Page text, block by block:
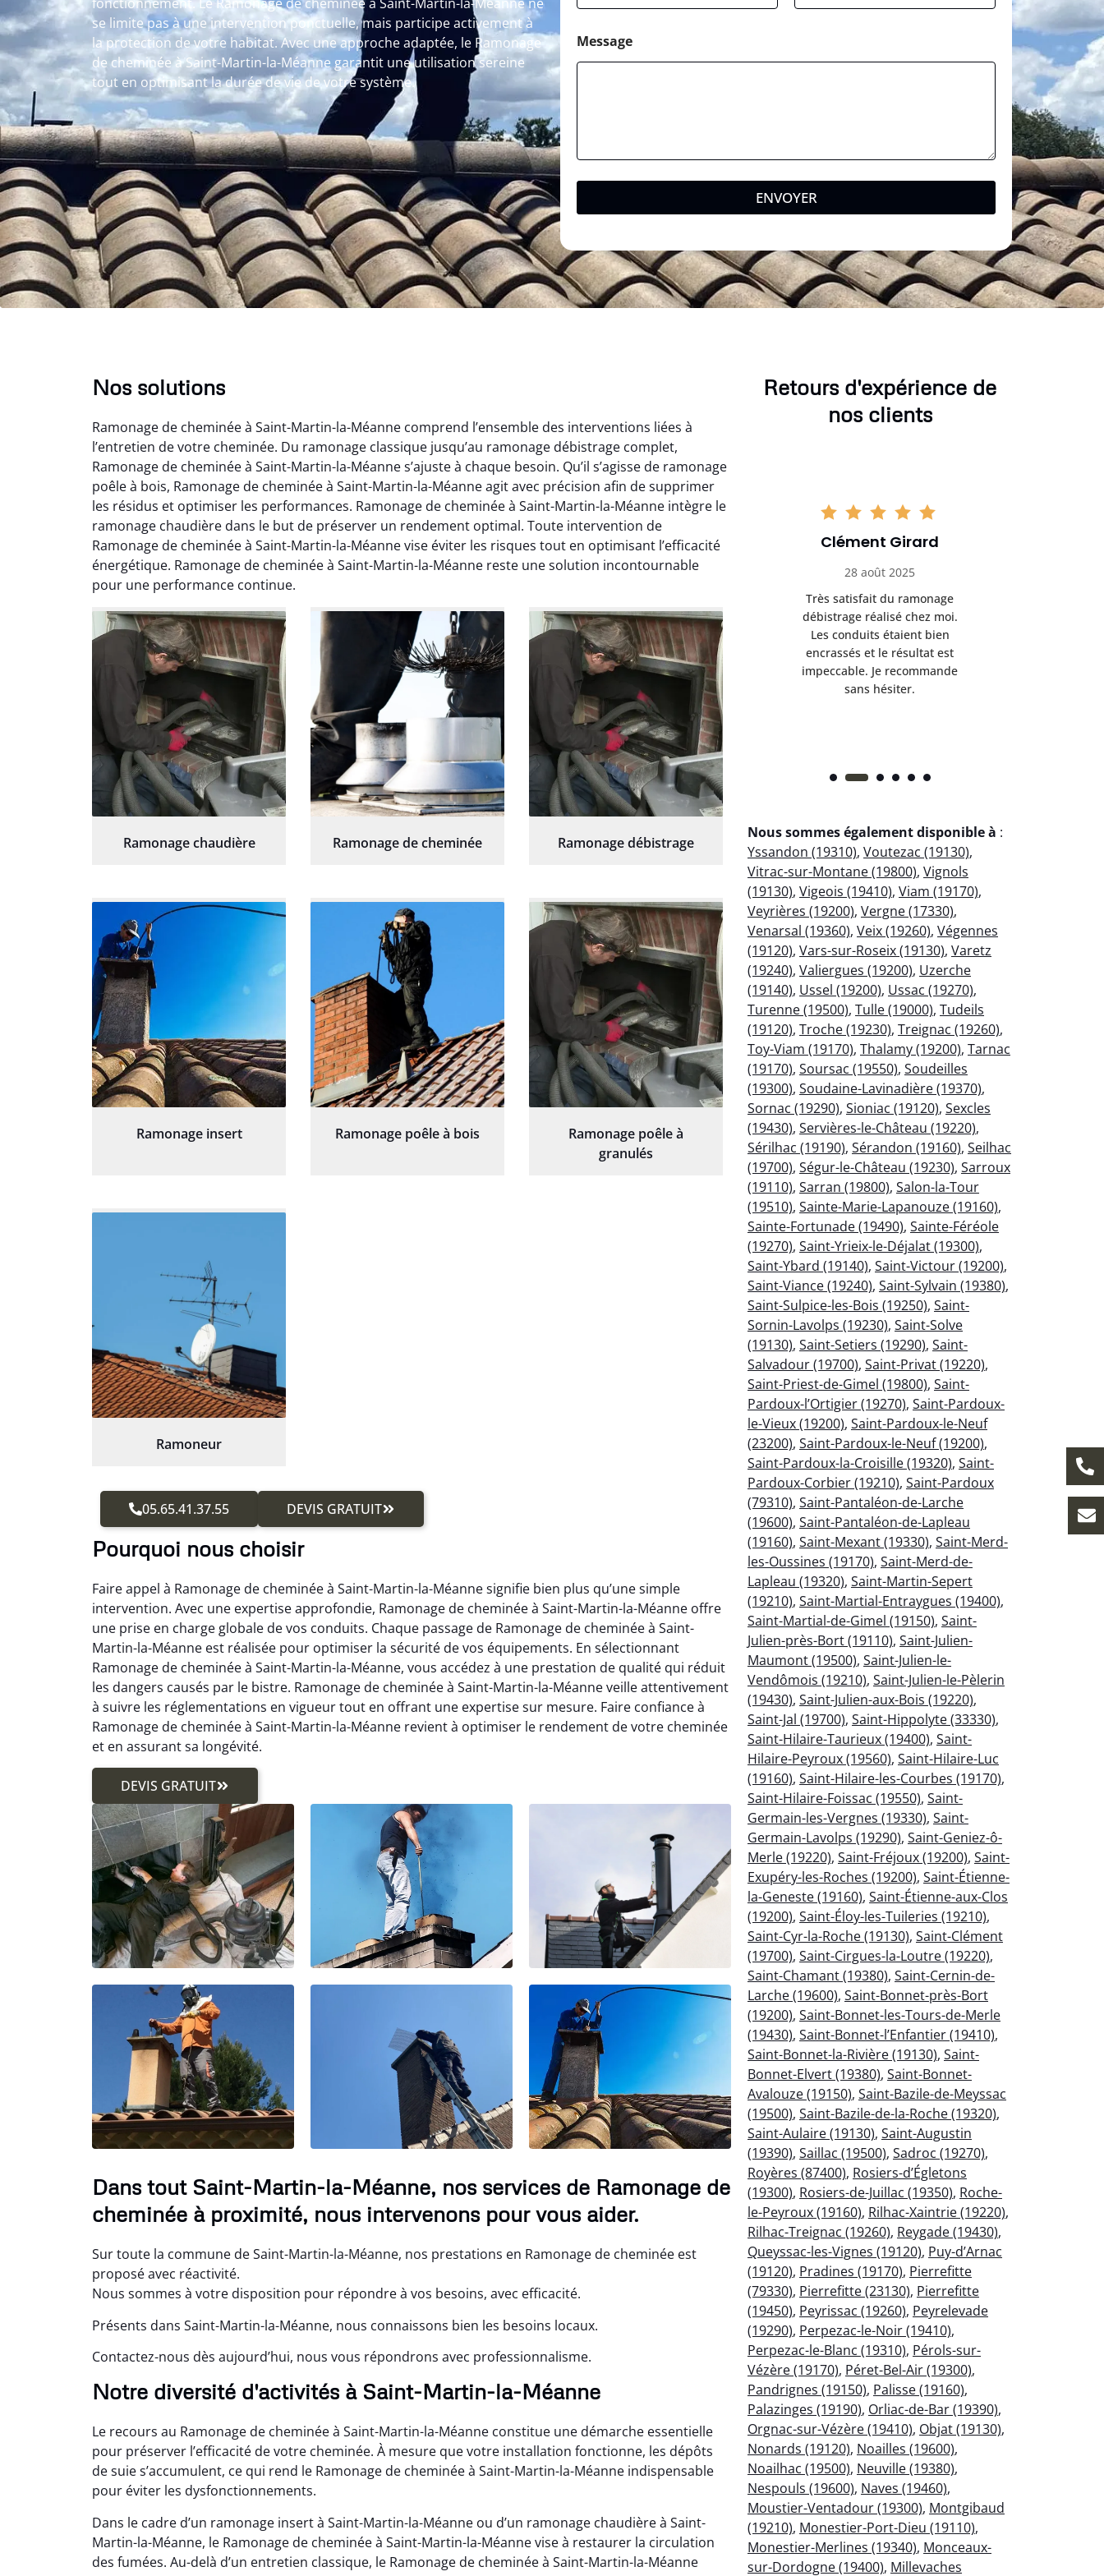
se limite pas à une intervention ponctuelle, mais participe activement à
la protection de votre habitat. Avec une approche adaptée, le Ramonage
de cheminée à Saint-Martin-la-Méanne garantit une utilisation sereine
tout en optimisant la durée de vie de votre système.
Message
ENVOYER
Nos solutions
Ramonage de cheminée à Saint-Martin-la-Méanne comprend l’ensemble des interventions liées à
l’entretien de votre cheminée. Du ramonage classique jusqu’au ramonage débistrage complet,
Ramonage de cheminée à Saint-Martin-la-Méanne s’ajuste à chaque besoin. Qu’il s’agisse de ramonage
poêle à bois, Ramonage de cheminée à Saint-Martin-la-Méanne agit avec précision afin de supprimer
les résidus et optimiser les performances. Ramonage de cheminée à Saint-Martin-la-Méanne intègre le
ramonage chaudière dans le but de préserver un rendement optimal. Toute intervention de
Ramonage de cheminée à Saint-Martin-la-Méanne vise éviter les risques tout en optimisant l’efficacité
énergétique. Ramonage de cheminée à Saint-Martin-la-Méanne reste une solution incontournable
pour une performance continue.
Ramonage chaudière Ramonage de cheminée Ramonage débistrage
Ramonage insert Ramonage poêle à bois
Ramonage poêle à
granulés
Ramoneur
05.65.41.37.55 DEVIS GRATUIT
Pourquoi nous choisir
Faire appel à Ramonage de cheminée à Saint-Martin-la-Méanne signifie bien plus qu’une simple
intervention. Avec une expertise approfondie, Ramonage de cheminée à Saint-Martin-la-Méanne offre
une prise en charge globale de vos conduits. Chaque passage de Ramonage de cheminée à Saint-
Martin-la-Méanne est réalisée pour optimiser la sécurité de vos équipements. En sélectionnant
Ramonage de cheminée à Saint-Martin-la-Méanne, vous accédez à une prestation de qualité qui réduit
les dangers causés par le bistre. Ramonage de cheminée à Saint-Martin-la-Méanne veille attentivement
à suivre les réglementations en vigueur tout en offrant une expertise sur mesure. Faire confiance à
Ramonage de cheminée à Saint-Martin-la-Méanne revient à optimiser le rendement de votre cheminée
et en assurant sa longévité.
DEVIS GRATUIT
Dans tout Saint-Martin-la-Méanne, nos services de Ramonage de
cheminée à proximité, nous intervenons pour vous aider.
Sur toute la commune de Saint-Martin-la-Méanne, nos prestations en Ramonage de cheminée est
proposé avec réactivité.
Nous sommes à votre disposition pour répondre à vos besoins, avec efficacité.
Présents dans Saint-Martin-la-Méanne, nous connaissons bien les besoins locaux.
Contactez-nous dès aujourd’hui, nous vous répondrons avec professionnalisme.
Notre diversité d'activités à Saint-Martin-la-Méanne
Le recours au Ramonage de cheminée à Saint-Martin-la-Méanne constitue une démarche essentielle
pour préserver l’efficacité de votre cheminée. À mesure que votre installation fonctionne, les dépôts
de suie s’accumulent, ce qui rend le Ramonage de cheminée à Saint-Martin-la-Méanne indispensable
pour éviter les dysfonctionnements.
Dans le cadre d’un ramonage insert à Saint-Martin-la-Méanne ou d’un ramonage chaudière à Saint-
Martin-la-Méanne, le Ramonage de cheminée à Saint-Martin-la-Méanne vise à restaurer la circulation
des fumées. Au-delà d’un entretien classique, le Ramonage de cheminée à Saint-Martin-la-Méanne
Retours d'expérience de
nos clients
Nicolas Perrin
22 janvier 2026
propre pour le ramonage
débistrage. On sent tout de
suite la différence au niveau
du tirage. Très satisfait.
Yannick Morel
12 juillet 2025
pour le ramonage débistrage
de ma cheminée. Le tirage
est nettement meilleur et
plus aucune odeur. Travail
propre et rapide.
Clément Girard
28 août 2025
Très satisfait du ramonage
débistrage réalisé chez moi.
Les conduits étaient bien
encrassés et le résultat est
impeccable. Je recommande
sans hésiter.
Nous sommes également disponible à :
Yssandon (19310), Voutezac (19130),
Vitrac-sur-Montane (19800), Vignols
(19130), Vigeois (19410), Viam (19170),
Veyrières (19200), Vergne (17330),
Venarsal (19360), Veix (19260), Végennes
(19120), Vars-sur-Roseix (19130), Varetz
(19240), Valiergues (19200), Uzerche
(19140), Ussel (19200), Ussac (19270),
Turenne (19500), Tulle (19000), Tudeils
(19120), Troche (19230), Treignac (19260),
Toy-Viam (19170), Thalamy (19200), Tarnac
(19170), Soursac (19550), Soudeilles
(19300), Soudaine-Lavinadière (19370),
Sornac (19290), Sioniac (19120), Sexcles
(19430), Servières-le-Château (19220),
Sérilhac (19190), Sérandon (19160), Seilhac
(19700), Ségur-le-Château (19230), Sarroux
(19110), Sarran (19800), Salon-la-Tour
(19510), Sainte-Marie-Lapanouze (19160),
Sainte-Fortunade (19490), Sainte-Féréole
(19270), Saint-Yrieix-le-Déjalat (19300),
Saint-Ybard (19140), Saint-Victour (19200),
Saint-Viance (19240), Saint-Sylvain (19380),
Saint-Sulpice-les-Bois (19250), Saint-
Sornin-Lavolps (19230), Saint-Solve
(19130), Saint-Setiers (19290), Saint-
Salvadour (19700), Saint-Privat (19220),
Saint-Priest-de-Gimel (19800), Saint-
Pardoux-l’Ortigier (19270), Saint-Pardoux-
le-Vieux (19200), Saint-Pardoux-le-Neuf
(23200), Saint-Pardoux-le-Neuf (19200),
Saint-Pardoux-la-Croisille (19320), Saint-
Pardoux-Corbier (19210), Saint-Pardoux
(79310), Saint-Pantaléon-de-Larche
(19600), Saint-Pantaléon-de-Lapleau
(19160), Saint-Mexant (19330), Saint-Merd-
les-Oussines (19170), Saint-Merd-de-
Lapleau (19320), Saint-Martin-Sepert
(19210), Saint-Martial-Entraygues (19400),
Saint-Martial-de-Gimel (19150), Saint-
Julien-près-Bort (19110), Saint-Julien-
Maumont (19500), Saint-Julien-le-
Vendômois (19210), Saint-Julien-le-Pèlerin
(19430), Saint-Julien-aux-Bois (19220),
Saint-Jal (19700), Saint-Hippolyte (33330),
Saint-Hilaire-Taurieux (19400), Saint-
Hilaire-Peyroux (19560), Saint-Hilaire-Luc
(19160), Saint-Hilaire-les-Courbes (19170),
Saint-Hilaire-Foissac (19550), Saint-
Germain-les-Vergnes (19330), Saint-
Germain-Lavolps (19290), Saint-Geniez-ô-
Merle (19220), Saint-Fréjoux (19200), Saint-
Exupéry-les-Roches (19200), Saint-Étienne-
la-Geneste (19160), Saint-Étienne-aux-Clos
(19200), Saint-Éloy-les-Tuileries (19210),
Saint-Cyr-la-Roche (19130), Saint-Clément
(19700), Saint-Cirgues-la-Loutre (19220),
Saint-Chamant (19380), Saint-Cernin-de-
Larche (19600), Saint-Bonnet-près-Bort
(19200), Saint-Bonnet-les-Tours-de-Merle
(19430), Saint-Bonnet-l’Enfantier (19410),
Saint-Bonnet-la-Rivière (19130), Saint-
Bonnet-Elvert (19380), Saint-Bonnet-
Avalouze (19150), Saint-Bazile-de-Meyssac
(19500), Saint-Bazile-de-la-Roche (19320),
Saint-Aulaire (19130), Saint-Augustin
(19390), Saillac (19500), Sadroc (19270),
Royères (87400), Rosiers-d’Égletons
(19300), Rosiers-de-Juillac (19350), Roche-
le-Peyroux (19160), Rilhac-Xaintrie (19220),
Rilhac-Treignac (19260), Reygade (19430),
Queyssac-les-Vignes (19120), Puy-d’Arnac
(19120), Pradines (19170), Pierrefitte
(79330), Pierrefitte (23130), Pierrefitte
(19450), Peyrissac (19260), Peyrelevade
(19290), Perpezac-le-Noir (19410),
Perpezac-le-Blanc (19310), Pérols-sur-
Vézère (19170), Péret-Bel-Air (19300),
Pandrignes (19150), Palisse (19160),
Palazinges (19190), Orliac-de-Bar (19390),
Orgnac-sur-Vézère (19410), Objat (19130),
Nonards (19120), Noailles (19600),
Noailhac (19500), Neuville (19380),
Nespouls (19600), Naves (19460),
Moustier-Ventadour (19300), Montgibaud
(19210), Monestier-Port-Dieu (19110),
Monestier-Merlines (19340), Monceaux-
sur-Dordogne (19400), Millevaches